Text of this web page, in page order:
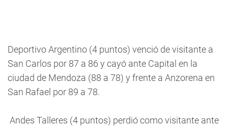
Deportivo Argentino (4 puntos) venció de visitante a
San Carlos por 87 a 86 y cayó ante Capital en la
ciudad de Mendoza (88 a 78) y frente a Anzorena en
San Rafael por 89 a 78.
Andes Talleres (4 puntos) perdió como visitante ante